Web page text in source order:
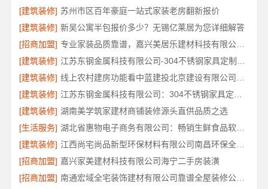
[建筑装修] 苏州市区百年豪庭一站式家装老房翻新报价
[建筑装修] 新吴公寓半包报价多少？无锡亿莱居为您详细解答
[招商加盟]
专业家装品质靠谱，嘉兴美居乐建材科技有限公司装修
[建筑装修]
[建筑装修]
[建筑装修]
[建筑装修] 湖南美学筑家建材商铺装修源头直供品质之选
[生活服务]
湖北省惠物电子商务有限公司：畅销生鲜食品软件功能解析
[建筑装修]
江西尚宅尚品新型环保材料有限公司南昌环保全屋定制口碑
[招商加盟] 嘉兴家美建材科技有限公司海宁二手房装潢
[招商加盟]
南通宏域全宅装饰建材有限公司靠谱全屋装修公司价格